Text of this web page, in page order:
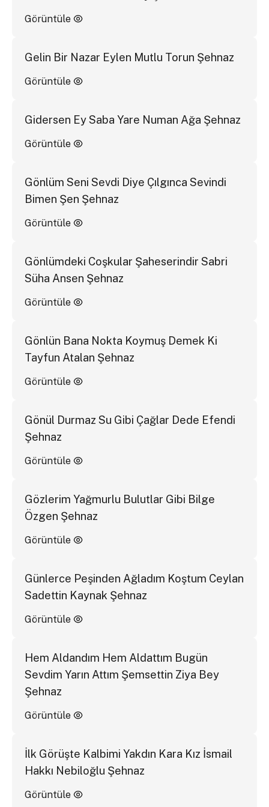
Görüntüle
Gelin Bir Nazar Eylen Mutlu Torun Şehnaz
Görüntüle
Gidersen Ey Saba Yare Numan Ağa Şehnaz
Görüntüle
Gönlüm Seni Sevdi Diye Çılgınca Sevindi
Bimen Şen Şehnaz
Görüntüle
Gönlümdeki Coşkular Şaheserindir Sabri
Süha Ansen Şehnaz
Görüntüle
Gönlün Bana Nokta Koymuş Demek Ki
Tayfun Atalan Şehnaz
Görüntüle
Gönül Durmaz Su Gibi Çağlar Dede Efendi
Şehnaz
Görüntüle
Gözlerim Yağmurlu Bulutlar Gibi Bilge
Özgen Şehnaz
Görüntüle
Günlerce Peşinden Ağladım Koştum Ceylan
Sadettin Kaynak Şehnaz
Görüntüle
Hem Aldandım Hem Aldattım Bugün
Sevdim Yarın Attım Şemsettin Ziya Bey
Şehnaz
Görüntüle
İlk Görüşte Kalbimi Yakdın Kara Kız İsmail
Hakkı Nebiloğlu Şehnaz
Görüntüle